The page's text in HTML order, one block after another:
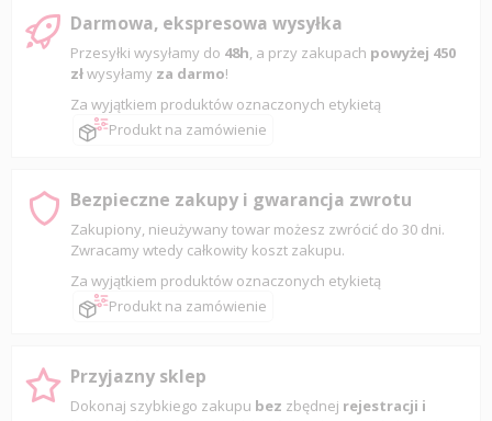
Darmowa, ekspresowa wysyłka
Przesyłki wysyłamy do 48h, a przy zakupach powyżej 450
złwysyłamy za darmo!
Za wyjątkiem produktów oznaczonych etykietą
Produkt na zamówienie
Bezpieczne zakupy i gwarancja zwrotu
Zakupiony, nieużywany towar możesz zwrócić do 30 dni.
Zwracamy wtedy całkowity koszt zakupu.
Za wyjątkiem produktów oznaczonych etykietą
Produkt na zamówienie
Przyjazny sklep
Dokonaj szybkiego zakupu bez zbędnej rejestracji i